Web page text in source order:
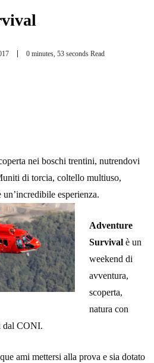
0 minutes, 53 seconds Read
nei boschi trentini, nutrendovi
di torcia, coltello multiuso,
esperienza.
Adventure
Survival è un
weekend di
avventura,
scoperta,
natura con
dal CONI.
ami mettersi alla prova e sia dotato